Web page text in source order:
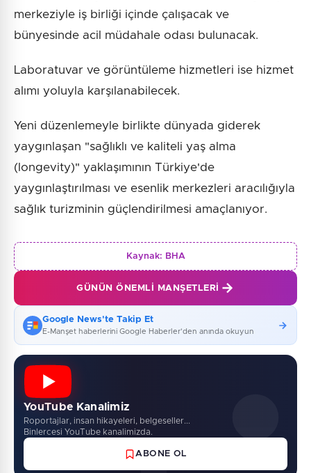
merkeziyle iş birliği içinde çalışacak ve
bünyesinde acil müdahale odası bulunacak.
Laboratuvar ve görüntüleme hizmetleri ise hizmet
alımı yoluyla karşılanabilecek.
Yeni düzenlemeyle birlikte dünyada giderek
yaygınlaşan "sağlıklı ve kaliteli yaş alma
(longevity)" yaklaşımının Türkiye'de
yaygınlaştırılması ve esenlik merkezleri aracılığıyla
sağlık turizminin güçlendirilmesi amaçlanıyor.
Kaynak: BHA
GÜNÜN ÖNEMLI MANŞETLERI
Google News'te Takip Et
E-Manşet haberlerini Google Haberler'den anında okuyun
YouTube Kanalimiz
Roportajlar, insan hikayeleri, belgeseller...
Binlercesi YouTube kanalimizda.
ABONE OL